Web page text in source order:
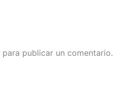
para publicar un comentario.